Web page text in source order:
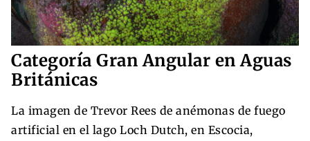
Categoría Gran Angular en Aguas
Británicas
La imagen de Trevor Rees de anémonas de fuego
artificial en el lago Loch Dutch, en Escocia,